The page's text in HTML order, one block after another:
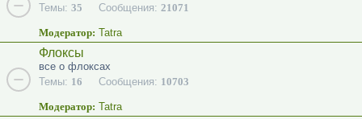
Темы: 35 Сообщения: 21071
Модератор: Tatra
Флоксы
все о флоксах
Темы: 16 Сообщения: 10703
Модератор: Tatra